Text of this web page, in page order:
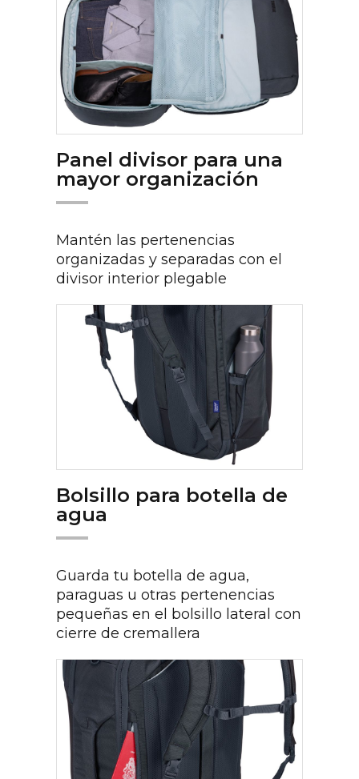
Panel divisor para una
mayor organización
Mantén las pertenencias
organizadas y separadas con el
divisor interior plegable
Bolsillo para botella de
agua
Guarda tu botella de agua,
paraguas u otras pertenencias
pequeñas en el bolsillo lateral con
cierre de cremallera